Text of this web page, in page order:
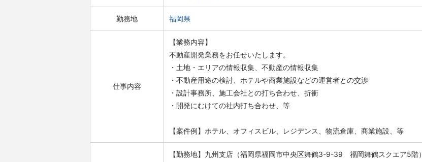
勤務地 福岡県
仕事内容
【業務内容】
不動産開発業務をお任せいたします。
・土地・エリアの情報収集、不動産の情報収集
・不動産用途の検討、ホテルや商業施設などの運営者との交渉
・設計事務所、施工会社との打ち合わせ、折衝
・開発にむけての社内打ち合わせ、等
【案件例】ホテル、オフィスビル、レジデンス、物流倉庫、商業施設、等
【勤務地】九州支店（福岡県福岡市中央区舞鶴3-9-39 福岡舞鶴スクエア5階）